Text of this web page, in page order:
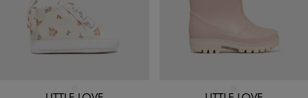
Disponible en 1 coloris Disponible en 1 coloris